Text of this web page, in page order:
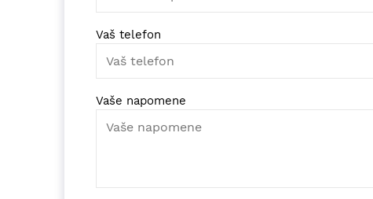
Vaš telefon
Vaše napomene